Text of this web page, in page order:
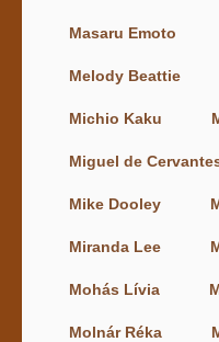
Masaru Emoto
Melody Beattie
Michio Kaku
Miguel de
Mike Dooley
Miranda Lee
Mohás Lívia
Molnár Réka